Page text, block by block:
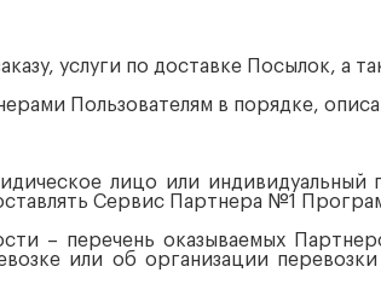
услуги по доставке Посылок, а
Пользователям в порядке,
лицо или индивидуальный
Сервис Партнера №1
– перечень оказываемых
или об организации